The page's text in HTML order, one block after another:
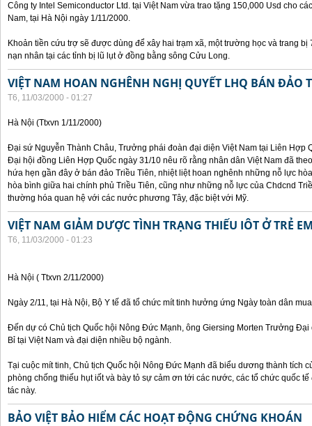
Công ty Intel Semiconductor Ltd. tại Việt Nam vừa trao tặng 150,000 Usd cho
Nam, tại Hà Nội ngày 1/11/2000.
Khoản tiền cứu trợ sẽ được dùng để xây hai trạm xã, một trường học và trang
nạn nhân tại các tỉnh bị lũ lụt ở đồng bằng sông Cửu Long.
VIỆT NAM HOAN NGHÊNH NGHỊ QUYẾT LHQ BÁN ĐẢO
T6, 11/03/2000 - 01:27
Hà Nội (Ttxvn 1/11/2000)
Đại sứ Nguyễn Thành Châu, Trưởng phái đoàn đại diện Việt Nam tại Liên Hợp
Đại hội đồng Liên Hợp Quốc ngày 31/10 nêu rõ rằng nhân dân Việt Nam đã
hứa hẹn gần đây ở bán đảo Triều Tiên, nhiệt liệt hoan nghênh những nỗ lực
hòa bình giữa hai chính phủ Triều Tiên, cũng như những nỗ lực của Chdcnd
thường hóa quan hệ với các nước phương Tây, đặc biệt với Mỹ.
VIỆT NAM GIẢM DƯỢC TÌNH TRẠNG THIẾU IÔT Ở TRẺ
T6, 11/03/2000 - 01:23
Hà Nội ( Ttxvn 2/11/2000)
Ngày 2/11, tại Hà Nội, Bộ Y tế đã tổ chức mít tinh hưởng ứng Ngày toàn dân
Đến dự có Chủ tịch Quốc hội Nông Đức Mạnh, ông Giersing Morten Trưởng
Bỉ tại Việt Nam và đại diện nhiều bộ ngành.
Tại cuộc mít tinh, Chủ tịch Quốc hội Nông Đức Mạnh đã biểu dương thành tích
phòng chống thiếu hụt iốt và bày tỏ sự cảm ơn tới các nước, các tổ chức quốc
tác này.
BẢO VIỆT BẢO HIỂM CÁC HOẠT ĐỘNG CHỨNG KHOÁN